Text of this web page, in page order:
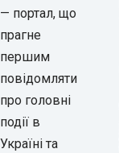
— портал, що
прагне
першим
повідомляти
про головні
події в
Україні та